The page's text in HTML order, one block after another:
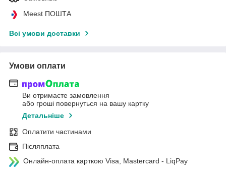
Meest ПОШТА
Всі умови доставки
Умови оплати
Ви отримаєте замовлення
або гроші повернуться на вашу картку
Детальніше
Оплатити частинами
Післяплата
Онлайн-оплата карткою Visa, Mastercard - LiqPay